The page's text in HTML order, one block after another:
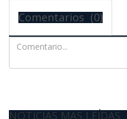
Comentarios (0)
NOTICIAS MAS LEÍDAS